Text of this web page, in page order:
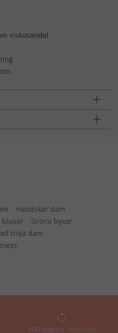
viskosandel
Handskar dam
blusar
Gröna byxor
tröja dam
100 dagars returrätt